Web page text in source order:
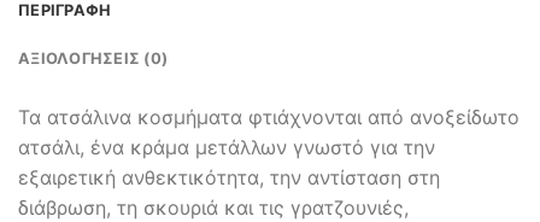
ΠΕΡΙΓΡΑΦΉ
ΑΞΙΟΛΟΓΉΣΕΙΣ (0)
Τα ατσάλινα κοσμήματα φτιάχνονται από ανοξείδωτο
ατσάλι, ένα κράμα μετάλλων γνωστό για την
εξαιρετική ανθεκτικότητα, την αντίσταση στη
διάβρωση, τη σκουριά και τις γρατζουνιές,